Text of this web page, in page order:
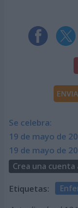
Se celebra:
19 de mayo de
19 de mayo de
Crea una cuenta
Etiquetas: